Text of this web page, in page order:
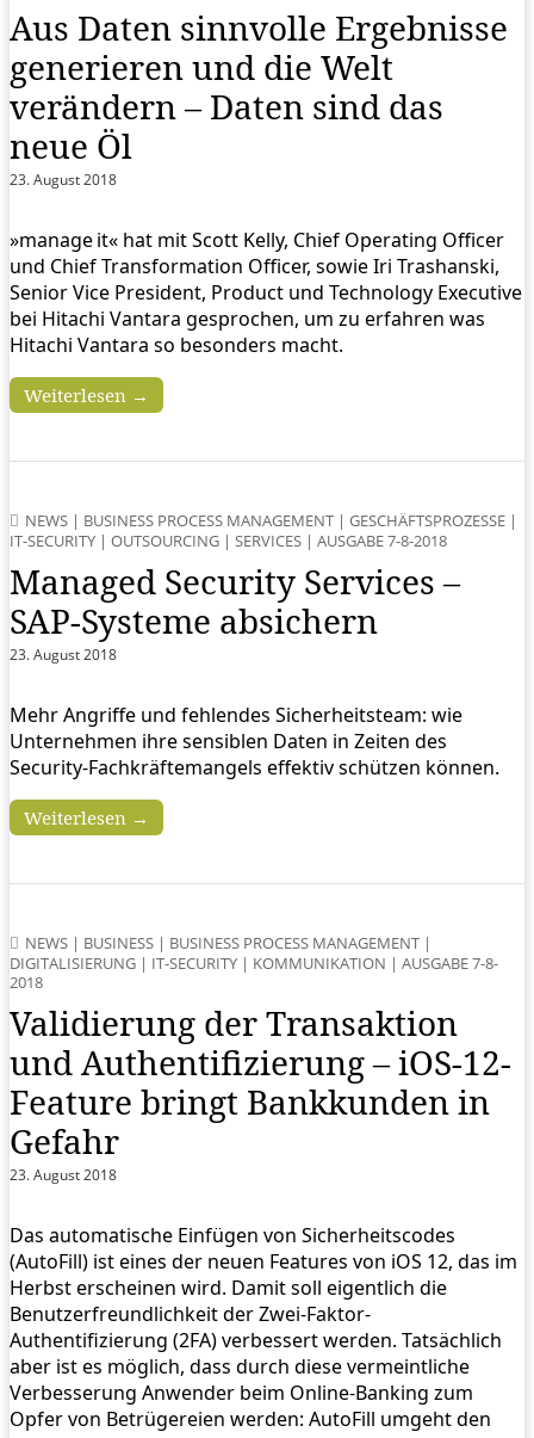
Aus Daten sinnvolle Ergebnisse
generieren und die Welt
verändern – Daten sind das
neue Öl
23. August 2018
»manage it« hat mit Scott Kelly, Chief Operating Officer
und Chief Transformation Officer, sowie Iri Trashanski,
Senior Vice President, Product und Technology Executive
bei Hitachi Vantara gesprochen, um zu erfahren was
Hitachi Vantara so besonders macht.
Weiterlesen →
NEWS | BUSINESS PROCESS MANAGEMENT | GESCHÄFTSPROZESSE |
IT-SECURITY | OUTSOURCING | SERVICES | AUSGABE 7-8-2018
Managed Security Services –
SAP-Systeme absichern
23. August 2018
Mehr Angriffe und fehlendes Sicherheitsteam: wie
Unternehmen ihre sensiblen Daten in Zeiten des
Security-Fachkräftemangels effektiv schützen können.
Weiterlesen →
NEWS | BUSINESS | BUSINESS PROCESS MANAGEMENT |
DIGITALISIERUNG | IT-SECURITY | KOMMUNIKATION | AUSGABE 7-8-
2018
Validierung der Transaktion
und Authentifizierung – iOS-12-
Feature bringt Bankkunden in
Gefahr
23. August 2018
Das automatische Einfügen von Sicherheitscodes
(AutoFill) ist eines der neuen Features von iOS 12, das im
Herbst erscheinen wird. Damit soll eigentlich die
Benutzerfreundlichkeit der Zwei-Faktor-
Authentifizierung (2FA) verbessert werden. Tatsächlich
aber ist es möglich, dass durch diese vermeintliche
Verbesserung Anwender beim Online-Banking zum
Opfer von Betrügereien werden: AutoFill umgeht den